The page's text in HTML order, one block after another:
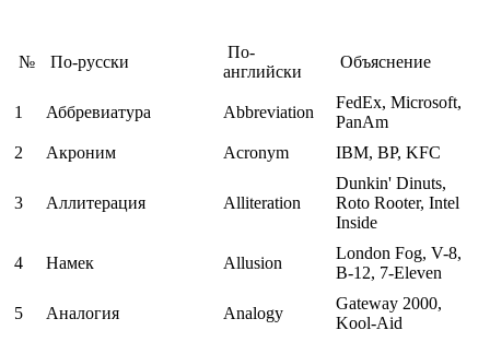
№ По-русски
По-
английски
Объяснение
1 Аббревиатура Abbreviation
FedEx, Microsoft,
PanAm
2
Акроним Acronym IBM, BP, KFC
3 Аллитерация Alliteration
Dunkin' Dinuts,
Roto Rooter, Intel
Inside
4 Намек Allusion
London Fog, V-8,
B-12, 7-Eleven
5 Аналогия Analogy
Gateway 2000,
Kool-Aid